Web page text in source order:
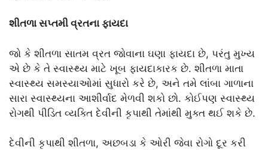
શીતળા સપ્તમી વ્રતના ફાયદા
જો કે શીતળા સાતમ વ્રત જોવાના ઘણા ફાયદા છે, પરંતુ મુખ્ય
એ છે કે તે સ્વાસ્થ્ય માટે ખૂબ ફાયદાકારક છે. શીતળા માતા
સ્વાસ્થ્ય સમસ્યાઓમાં સુધારો કરે છે, અને તમે લાંબા ગાળાના
સારા સ્વાસ્થ્યના આશીર્વાદ મેળવી શકો છો. કોઈપણ સ્વાસ્થ્ય
રોગથી પીડિત વ્યક્તિ દેવીની કૃપાથી તેમાંથી મુક્ત થઈ શકે છે.
દેવીની કૃપાથી શીતળા, અછબડા કે ઓરી જેવા રોગો દૂર કરી